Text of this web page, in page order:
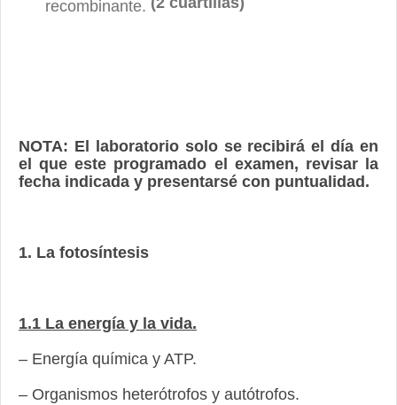
recombinante.
NOTA: El laboratorio solo se recibirá el día en
el que este programado el examen, revisar la
fecha indicada y presentarsé con puntualidad.
1. La fotosíntesis
1.1 La energía y la vida.
– Energía química y ATP.
– Organismos heterótrofos y autótrofos.